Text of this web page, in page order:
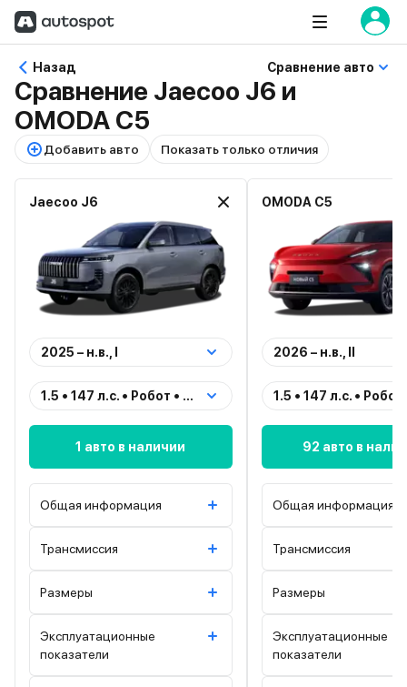
Назад Сравнение авто
Сравнение Jaecoo J6 и
OMODA C5
Добавить авто Показать только отличия
Jaecoo J6
2025 – н.в., I
1.5 • 147 л.с. • Робот • Передний • Бензин (Престиж)
1 авто в наличии
Общая информация
Трансмиссия
Размеры
Эксплуатационные
показатели
OMODA C5
2026 – н.в., II
92 авто в
Общая информация
Трансмиссия
Размеры
Эксплуатационные
показатели